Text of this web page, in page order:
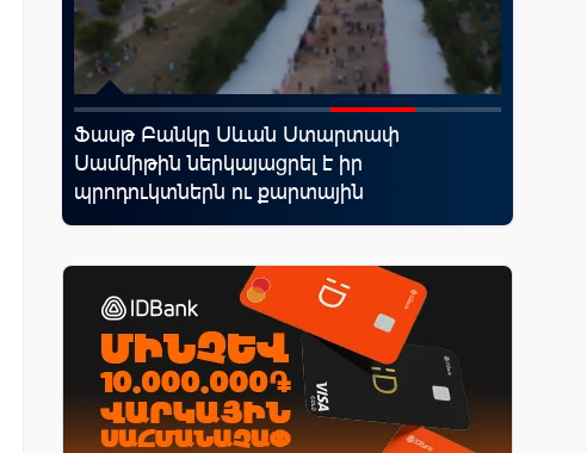
Ֆասթ Բանկը Սևան Ստարտափ
Սամմիթին ներկայացրել է իր
պրոդուկտներն ու քարտային
առաջարկները